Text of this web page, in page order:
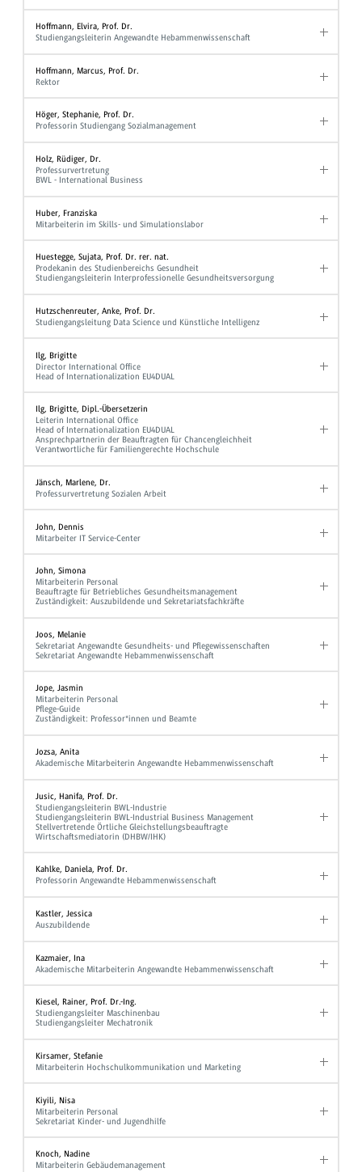
Hoffmann, Elvira, Prof. Dr.
Studiengangsleiterin Angewandte Hebammenwissenschaft
Hoffmann, Marcus, Prof. Dr.
Rektor
Höger, Stephanie, Prof. Dr.
Professorin Studiengang Sozialmanagement
Holz, Rüdiger, Dr.
Professurvertretung
BWL - International Business
Huber, Franziska
Mitarbeiterin im Skills- und Simulationslabor
Huestegge, Sujata, Prof. Dr. rer. nat.
Prodekanin des Studienbereichs Gesundheit
Studiengangsleiterin Interprofessionelle Gesundheitsversorgung
Hutzschenreuter, Anke, Prof. Dr.
Studiengangsleitung Data Science und Künstliche Intelligenz
Ilg, Brigitte
Director International Office
Head of Internationalization EU4DUAL
Ilg, Brigitte, Dipl.-Übersetzerin
Leiterin International Office
Head of Internationalization EU4DUAL
Ansprechpartnerin der Beauftragten für Chancengleichheit
Verantwortliche für Familiengerechte Hochschule
Jänsch, Marlene, Dr.
Professurvertretung Sozialen Arbeit
John, Dennis
Mitarbeiter IT Service-Center
John, Simona
Mitarbeiterin Personal
Beauftragte für Betriebliches Gesundheitsmanagement
Zuständigkeit: Auszubildende und Sekretariatsfachkräfte
Joos, Melanie
Sekretariat Angewandte Gesundheits- und Pflegewissenschaften
Sekretariat Angewandte Hebammenwissenschaft
Jope, Jasmin
Mitarbeiterin Personal
Pflege-Guide
Zuständigkeit: Professor*innen und Beamte
Jozsa, Anita
Akademische Mitarbeiterin Angewandte Hebammenwissenschaft
Jusic, Hanifa, Prof. Dr.
Studiengangsleiterin BWL-Industrie
Studiengangsleiterin BWL-Industrial Business Management
Stellvertretende Örtliche Gleichstellungsbeauftragte
Wirtschaftsmediatorin (DHBW/IHK)
Kahlke, Daniela, Prof. Dr.
Professorin Angewandte Hebammenwissenschaft
Kastler, Jessica
Auszubildende
Kazmaier, Ina
Akademische Mitarbeiterin Angewandte Hebammenwissenschaft
Kiesel, Rainer, Prof. Dr.-Ing.
Studiengangsleiter Maschinenbau
Studiengangsleiter Mechatronik
Kirsamer, Stefanie
Mitarbeiterin Hochschulkommunikation und Marketing
Kiyili, Nisa
Mitarbeiterin Personal
Sekretariat Kinder- und Jugendhilfe
Knoch, Nadine
Mitarbeiterin Gebäudemanagement